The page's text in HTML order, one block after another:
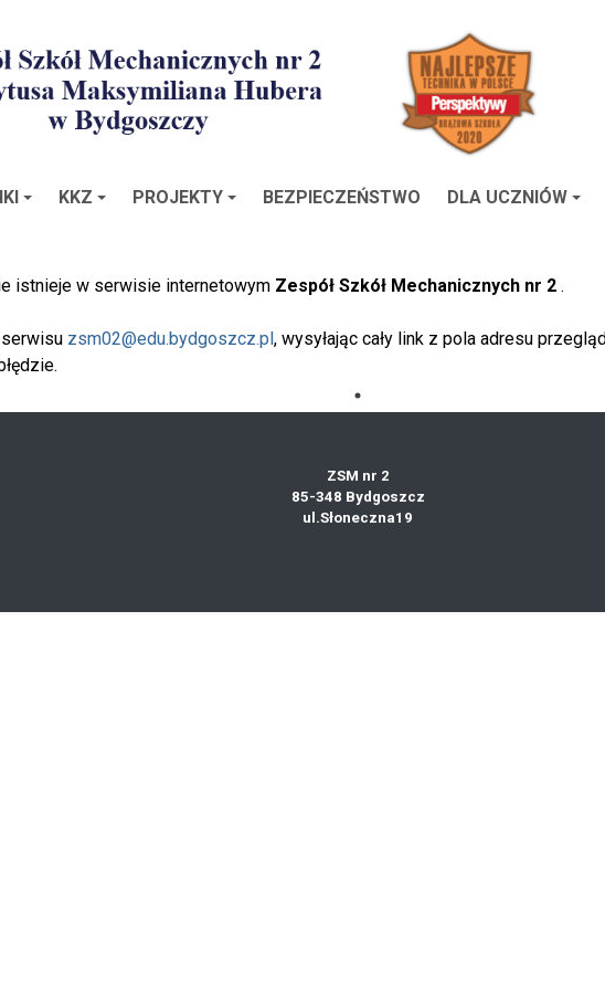
KKZ PROJEKTY BEZPIECZEŃSTWO DLA UCZNIÓW
istnieje w serwisie internetowym Zespół Szkół Mechanicznych nr 2 .
zsm02@edu.bydgoszcz.pl, wysyłając cały link z pola adresu
ZSM nr 2
85-348 Bydgoszcz
ul.Słoneczna19